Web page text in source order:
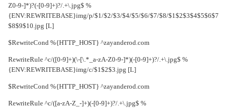
Z0-9-]*)?(-[0-9]+)?/.+\.jpg$ %
{ENV:REWRITEBASE}img/p/$1/$2/$3/$4/$5/$6/$7/$8/$1$2$3$4$5$6$7
$8$9$10.jpg [L]
RewriteCond %{HTTP_HOST} ^zayanderod.com$
RewriteRule ^c/([0-9]+)(\-[\.*_a-zA-Z0-9-]*)(-[0-9]+)?/.+\.jpg$ %
{ENV:REWRITEBASE}img/c/$1$2$3.jpg [L]
RewriteCond %{HTTP_HOST} ^zayanderod.com$
RewriteRule ^c/([a-zA-Z_-]+)(-[0-9]+)?/.+\.jpg$ %